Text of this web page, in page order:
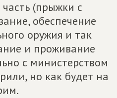
(прыжки с
обеспечение
оружия и так
и проживание
с министерством
но как будет на